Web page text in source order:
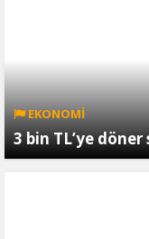
EKONOMİ
3 bin TL’ye